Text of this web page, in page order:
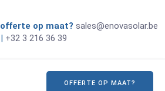
op maat? sales@enovasolar.be
| +32 3 216 36 39
OFFERTE OP MAAT?